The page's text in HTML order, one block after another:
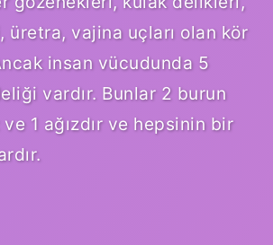
üretra, vajina uçları olan kör
insan vücudunda 5
vardır. Bunlar 2 burun
1 ağızdır ve hepsinin bir